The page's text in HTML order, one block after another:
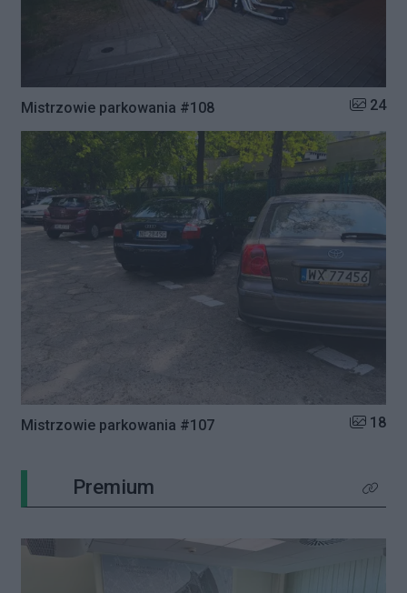
Mistrzowie parkowania #108 Liczba
24
Mistrzowie parkowania #107 Liczba
18
Premium Kliknij